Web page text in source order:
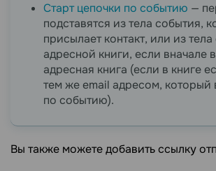
Старт цепочки по событию —
подставятся из тела события,
присылает контакт, или из
адресной книги, если вначале
адресная книга (если в книге
тем же email адресом, который
по событию).
Вы также можете добавить ссылку